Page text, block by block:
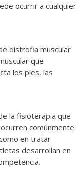
ocurrir a cualquier
distrofia muscular
que
los pies, las
la fisioterapia que
comúnmente
en tratar
desarrollan en